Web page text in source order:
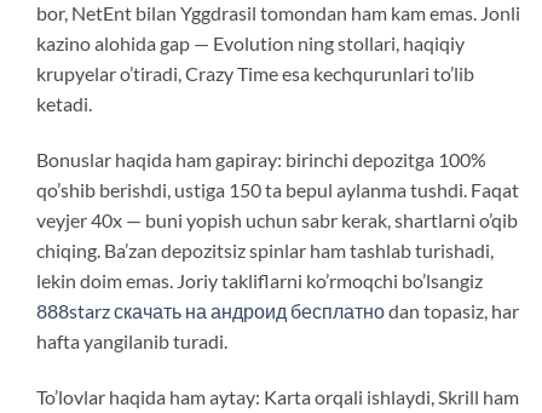
bor, NetEnt bilan Yggdrasil tomondan ham kam emas. Jonli
kazino alohida gap — Evolution ning stollari, haqiqiy
krupyelar o’tiradi, Crazy Time esa kechqurunlari to’lib
ketadi.
Bonuslar haqida ham gapiray: birinchi depozitga 100%
qo’shib berishdi, ustiga 150 ta bepul aylanma tushdi. Faqat
veyjer 40x — buni yopish uchun sabr kerak, shartlarni o’qib
chiqing. Ba’zan depozitsiz spinlar ham tashlab turishadi,
lekin doim emas. Joriy takliflarni ko’rmoqchi bo’lsangiz
888starz скачать на андроид бесплатноdan topasiz, har
hafta yangilanib turadi.
To’lovlar haqida ham aytay: Karta orqali ishlaydi, Skrill ham